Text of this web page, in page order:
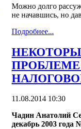
Можно долго
не начавшись, но
Подробнее...
11.08.2014 10:30
Чадин Анатолий
декабрь 2003 года